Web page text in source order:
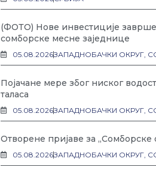
(ФОТО) Нове инвестиције
сомборске месне заједнице
05.08.2026ЗАПАДНОБАЧКИ ОКРУГ,
Појачане мере због ниског
таласа
05.08.2026ЗАПАДНОБАЧКИ ОКРУГ,
Отворене пријаве за „Сомборске
05.08.2026ЗАПАДНОБАЧКИ ОКРУГ,